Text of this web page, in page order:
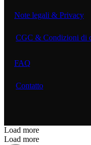
Note legali & Privacy
CGC & Condizioni di
FAQ
Contatto
Load more
Load more